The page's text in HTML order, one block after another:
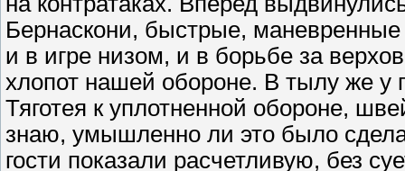
Бернаскони, быстрые,
и в игре низом, и в борьбе за
хлопот нашей обороне. В тылу же у
Тяготея к уплотненной обороне,
знаю, умышленно ли это было
гости показали расчетливую, без